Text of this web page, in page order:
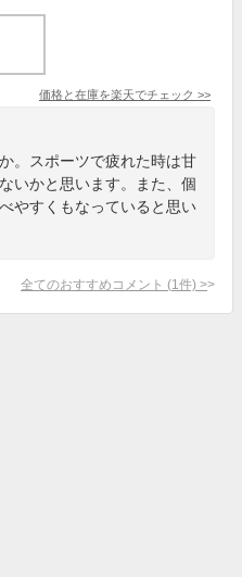
価格と在庫を楽天でチェック >>
。スポーツで疲れた時は甘
いかと思います。また、個
やすくもなっていると思い
全てのおすすめコメント (1 件) >